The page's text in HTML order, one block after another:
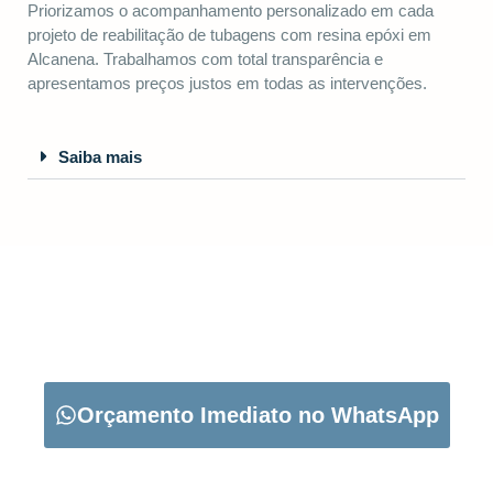
Priorizamos o acompanhamento personalizado em cada
projeto de reabilitação de tubagens com resina epóxi em
Alcanena. Trabalhamos com total transparência e
apresentamos preços justos em todas as intervenções.
Saiba mais
Orçamento Imediato no WhatsApp